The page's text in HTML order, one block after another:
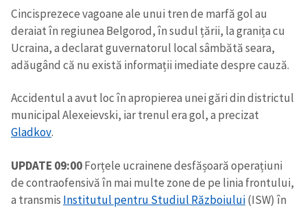
Cincisprezece vagoane ale unui tren de marfă gol au
deraiat în regiunea Belgorod, în sudul țării, la granița cu
Ucraina, a declarat guvernatorul local sâmbătă seara,
adăugând că nu există informații imediate despre cauză.
Accidentul a avut loc în apropierea unei gări din districtul
municipal Alexeievski, iar trenul era gol, a precizat
Gladkov.
UPDATE 09:00Forțele ucrainene desfășoară operațiuni
de contraofensivă în mai multe zone de pe linia frontului,
a transmis Institutul pentru Studiul Războiului(ISW) în